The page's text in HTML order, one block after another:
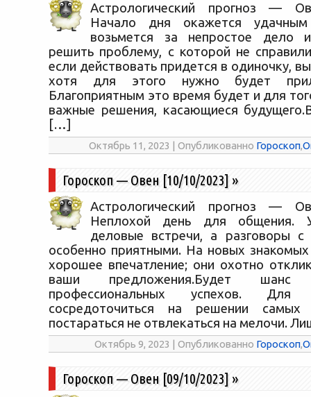
Астрологический прогноз —
Начало дня окажется
возьмется за непростое дело
решить проблему, с которой не
если действовать придется в одиночку,
хотя для этого нужно будет
Благоприятным это время будет и для
важные решения, касающиеся
[…]
Октябрь 11, 2023 | Опубликованно Гороскоп,
Гороскоп — Овен [10/10/2023] »
Астрологический прогноз —
Неплохой день для общения.
деловые встречи, а разговоры с
особенно приятными. На новых
хорошее впечатление; они охотно
ваши предложения.Будет
профессиональных успехов.
сосредоточиться на решении
постараться не отвлекаться на мелочи.
Октябрь 9, 2023 | Опубликованно Гороскоп,
Гороскоп — Овен [09/10/2023] »